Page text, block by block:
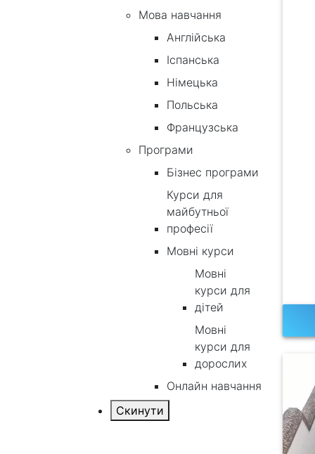
Мова навчання
Англійська
Іспанська
Німецька
Польська
Французська
Програми
Бізнес програми
Курси для
майбутньої
професії
Мовні курси
Мовні
курси для
дітей
Мовні
курси для
дорослих
Онлайн навчання